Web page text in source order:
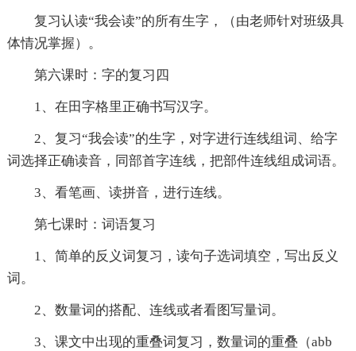
复习认读“我会读”的所有生字，（由老师针对班级具
体情况掌握）。
第六课时：字的复习四
1、在田字格里正确书写汉字。
2、复习“我会读”的生字，对字进行连线组词、给字
词选择正确读音，同部首字连线，把部件连线组成词语。
3、看笔画、读拼音，进行连线。
第七课时：词语复习
1、简单的反义词复习，读句子选词填空，写出反义
词。
2、数量词的搭配、连线或者看图写量词。
3、课文中出现的重叠词复习，数量词的重叠（abb